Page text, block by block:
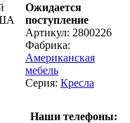
Ожидается
поступление
Артикул: 2800226
Фабрика:
Американская
мебель
Серия: Кресла
Наши телефоны: